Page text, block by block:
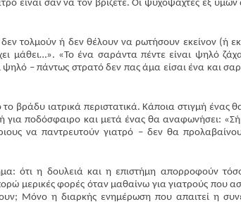
είναι σαν να τον βρίζετε. Οι ψυχοψάχτες εξ υμών
τολμούν ή δεν θέλουν να ρωτήσουν εκείνον (ή
μάθει…». «Το ένα σαράντα πέντε είναι ψηλό
ψηλό – πάντως στρατό δεν πας άμα είσαι ένα και
βράδυ ιατρικά περιστατικά. Κάποια στιγμή ένας
για ποδόσφαιρο και μετά ένας θα αναφωνήσει:
να παντρευτούν γιατρό – δεν θα
ότι η δουλειά και η επιστήμη απορροφούν
μερικές φορές όταν μαθαίνω για γιατρούς που
Μόνο η διαρκής ενημέρωση που απαιτεί η